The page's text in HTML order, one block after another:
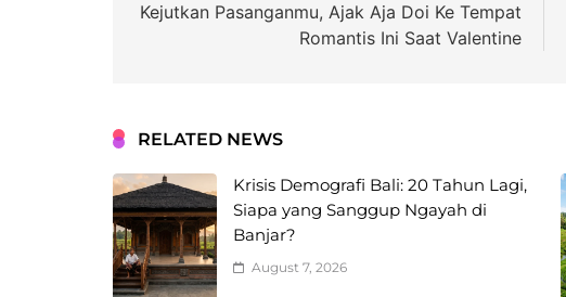
Kejutkan Pasanganmu, Ajak Aja Doi Ke Tempat
Romantis Ini Saat Valentine
RELATED NEWS
Krisis Demografi Bali: 20 Tahun Lagi,
Siapa yang Sanggup Ngayah di
Banjar?
August 7, 2026